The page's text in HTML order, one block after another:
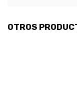
OTROS